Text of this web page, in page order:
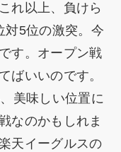
れ以上、負けら
対5位の激突。今
す。オープン戦
ばいいのです。
美味しい位置に
なのかもしれま
天イーグルスの